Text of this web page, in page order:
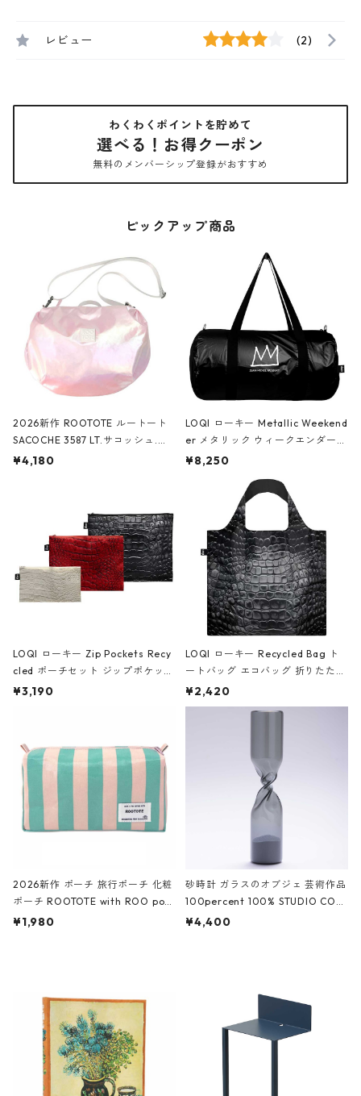
レビュー (2)
わくわくポイントを貯めて
選べる！お得クーポン
無料のメンバーシップ登録がおすすめ
ピックアップ商品
2026新作 ROOTOTE ルートート
SACOCHE 3587 LT.サコッシュ.ル
ミエ-B ショルダーバッグ グロスピ
¥4,180
LOQI ローキー Metallic Weekend
er メタリック ウィークエンダー
ボストンバッグ ショルダーバッグ
Black ジャン=ミッシェル・バスキ
ア/クラウン ブラック
¥8,250
LOQI ローキー Zip Pockets Recy
cled ポーチセット ジップポケット
ファスナーポーチ 撥水加工 トラベ
ーガンディー、オフホワイト
¥3,190
LOQI ローキー Recycled Bag ト
ートバッグ エコバッグ 折りたたみ
大きめ 撥水加工 収納ポーチ CRO
CODILE/Black クロコダイル/ブラ
¥2,420
2026新作 ポーチ 旅行ポーチ 化粧
ポーチ ROOTOTE with ROO pou
ch 3532 ルートート WR.ポーチ.ラ
¥1,980
砂時計 ガラスのオブジェ 芸術作品
100percent 100% STUDIO COH
AKU Timeless 100パーセント ス
¥4,400